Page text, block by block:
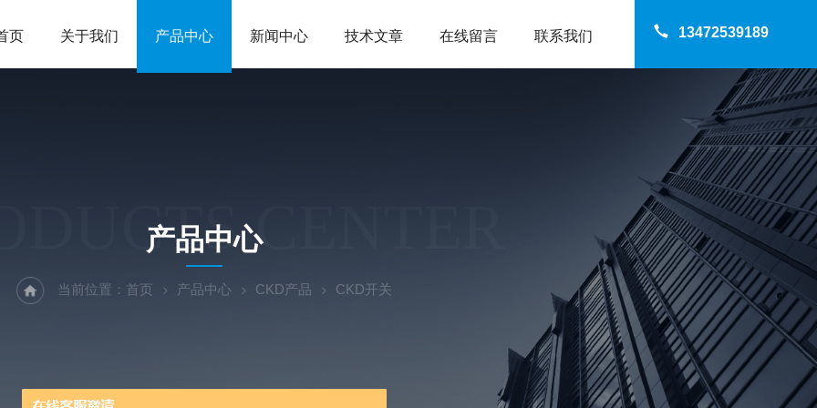
13472539189
页 关于我们 产品中心 新闻中心 技术文章 在线留言 联系我们
CENTER
产品中心
当前位置： 首页 产品中心 CKD产品 CKD开关